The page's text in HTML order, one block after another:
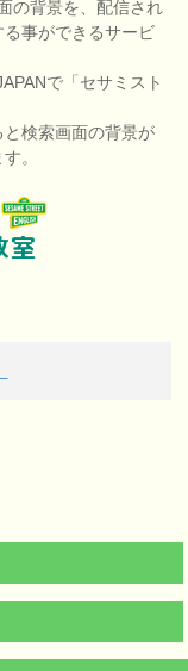
の背景を、配信され
事ができるサービ
で「セサミスト
と検索画面の背景が
。